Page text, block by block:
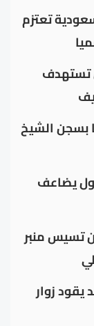
تعتزم
تستهدف
بسجن الشيخ
يضاعف
تسيس منبر
زوار